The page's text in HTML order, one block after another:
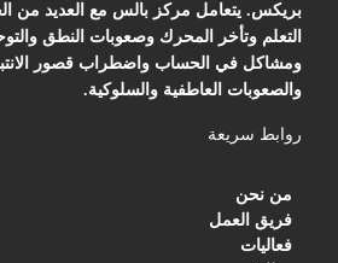
بريكس. يتعامل مركز بالس مع العديد من
التعلم وتأخر المحرك وصعوبات النطق
ومشاكل في الحساب واضطراب قصور
والصعوبات العاطفية والسلوكية.
روابط سريعة
من نحن
فريق العمل
فعاليات